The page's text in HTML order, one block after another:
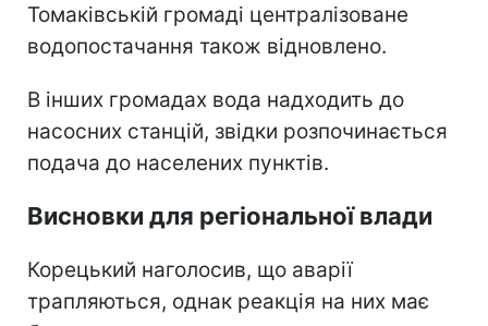
Томаківській громаді централізоване
водопостачання також відновлено.
В інших громадах вода надходить до
насосних станцій, звідки розпочинається
подача до населених пунктів.
Висновки для регіональної влади
Корецький наголосив, що аварії
трапляються, однак реакція на них має